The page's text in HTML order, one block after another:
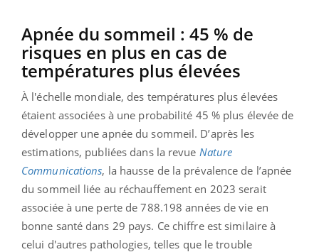
Apnée du sommeil : 45 % de
risques en plus en cas de
températures plus élevées
À l'échelle mondiale, des températures plus élevées
étaient associées à une probabilité 45 % plus élevée de
développer une apnée du sommeil. D’après les
estimations, publiées dans la revue Nature
Communications, la hausse de la prévalence de l’apnée
du sommeil liée au réchauffement en 2023 serait
associée à une perte de 788.198 années de vie en
bonne santé dans 29 pays. Ce chiffre est similaire à
celui d'autres pathologies, telles que le trouble